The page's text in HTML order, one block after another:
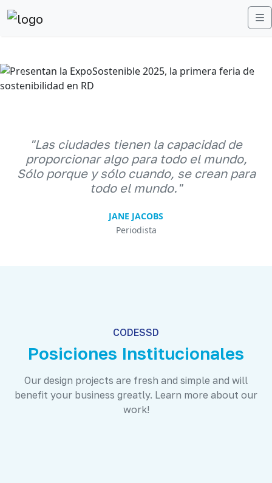
Anterior
"Las ciudades tienen la capacidad de
proporcionar algo para todo el mundo,
Sólo porque y sólo cuando, se crean para
todo el mundo."
JANE JACOBS
Periodista
CODESSD
Posiciones Institucionales
Our design projects are fresh and simple and will
benefit your business greatly. Learn more about our
work!